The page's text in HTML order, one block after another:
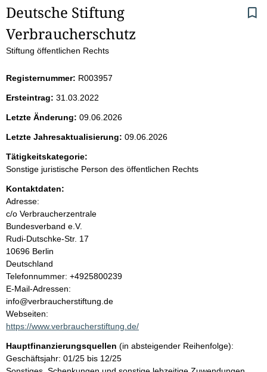
S
e
t
e
n
i
n
h
a
l
t
Deutsche Stiftung
Verbraucherschutz
Stiftung öffentlichen Rechts
Registernummer: R003957
Ersteintrag: 31.03.2022
Letzte Änderung: 09.06.2026
Letzte Jahresaktualisierung: 09.06.2026
Tätigkeitskategorie:
Sonstige juristische Person des öffentlichen Rechts
Kontaktdaten:
Adresse:
c/o Verbraucherzentrale
Bundesverband e.V.
Rudi-Dutschke-Str. 17
10696 Berlin
Deutschland
K
o
n
t
a
t
i
Telefonnummer: +4925800239
E-Mail-Adressen:
info@verbraucherstiftung.de
Webseiten:
https://www.verbraucherstiftung.de/
Hauptfinanzierungsquellen (in absteigender Reihenfolge):
Geschäftsjahr: 01/25 bis 12/25